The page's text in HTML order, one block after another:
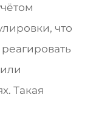
что
Такая